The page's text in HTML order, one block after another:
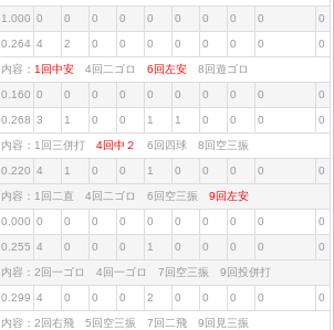
1.000 0 0 0 0 0 0 0 0 0 0
0.264 4 2 0 0 0 0 0 0 0 0
内容： 1回中安 4回二ゴロ 6回左安 8回遊ゴロ
0.160 0 0 0 0 0 0 0 0 0 0
0.268 3 1 0 0 1 1 0 0 0 0
内容：1回三併打 4回中２ 6回四球 8回空三振
0.220 4 1 0 0 1 0 0 0 0 0
内容：1回二直 4回二ゴロ 6回空三振 9回左安
0.000 0 0 0 0 0 0 0 0 0 0
0.255 4 0 0 0 1 0 0 0 0 0
内容：2回一ゴロ 4回一ゴロ 7回空三振 9回投併打
0.299 4 0 0 0 2 0 0 0 0 0
内容：2回右飛 5回空三振 7回二飛 9回見三振